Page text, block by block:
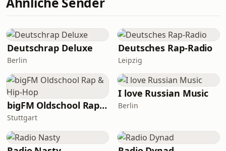
Deutschrap Deluxe
Berlin
Deutsches Rap-Radio
Leipzig
bigFM Oldschool Rap & Hip-Hop
Stuttgart
I love Russian Music
Berlin